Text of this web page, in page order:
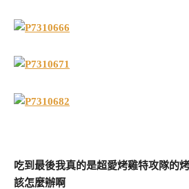
吃到最後我真的是超愛烤雞特攻隊的
該怎麼辦啊